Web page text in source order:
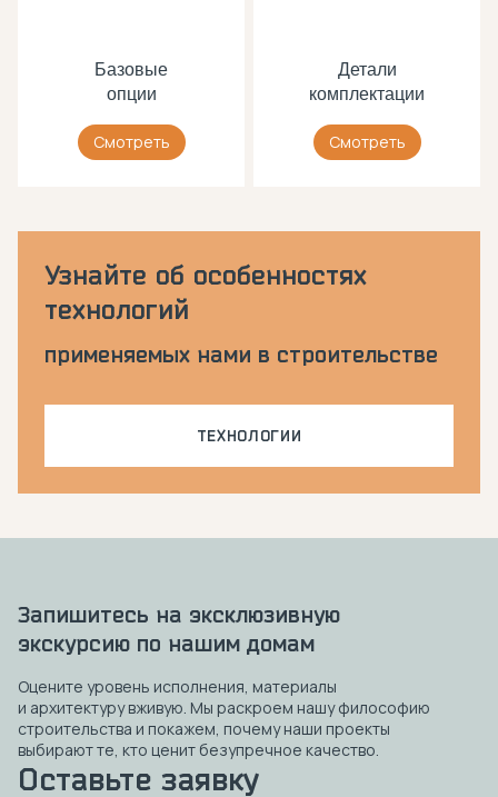
Базовые
опции
Смотреть
Детали
комплектации
Смотреть
Узнайте об особенностях
технологий
применяемых нами в строительстве
ТЕХНОЛОГИИ
Оставьте заявку
Запишитесь на эксклюзивную
экскурсию по нашим домам
Оцените уровень исполнения, материалы
и архитектуру вживую. Мы раскроем нашу философию
строительства и покажем, почему наши проекты
выбирают те, кто ценит безупречное качество.